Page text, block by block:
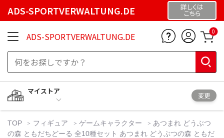
ADS-SPORTVERWALTUNG.DE 詳しくは
こちら
ADS-SPORTVERWALTUNG.DE 0
マイストア
変更
TOP フィギュア ゲームキャラクター
あつまれ どうぶつ
の森 ともだちどーる 全10種セット あつまれ どうぶつの森 ともだ